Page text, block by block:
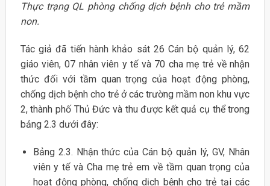
Thực trạng QL phòng chống dịch bệnh cho trẻ mầm
non.
Tác giả đã tiến hành khảo sát 26 Cán bộ quản lý, 62
giáo viên, 07 nhân viên y tế và 70 cha mẹ trẻ về nhận
thức đối với tầm quan trọng của hoạt động phòng,
chống dịch bệnh cho trẻ ở các trường mầm non khu vực
2, thành phố Thủ Đức và thu được kết quả cụ thể trong
bảng 2.3 dưới đây:
Bảng 2.3. Nhận thức của Cán bộ quản lý, GV, Nhân
viên y tế và Cha mẹ trẻ em về tầm quan trọng của
hoạt động phòng, chống dịch bệnh cho trẻ tại các